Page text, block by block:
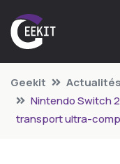
Geekit Actualités
Nintendo Switch
transport ultra-